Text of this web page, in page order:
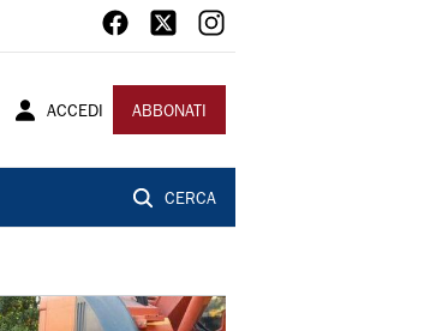
ACCEDI ABBONATI
CERCA